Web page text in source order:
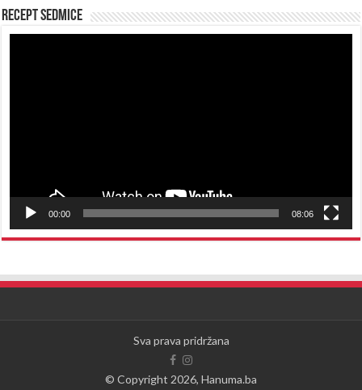
Recept sedmice
00:00 08:06
Sva prava pridržana
© Copyright 2026, Hanuma.ba